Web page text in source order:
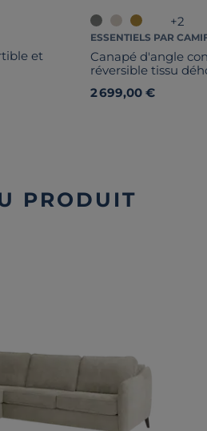
et
+2
ESSENTIELS PAR
Canapé d'angle
réversible tissu
2 699,00 €
PRODUIT